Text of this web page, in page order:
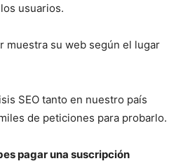
usuarios.
muestra su web según el lugar
SEO tanto en nuestro país
de peticiones para probarlo.
pagar una suscripción